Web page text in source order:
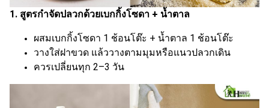
1. สูตรกำจัดปลวกด้วยเบกกิ้งโซดา + น้ำตาล
ผสมเบกกิ้งโซดา 1 ช้อนโต๊ะ + น้ำตาล 1 ช้อนโต๊ะ
วางใส่ฝาขวด แล้ววางตามมุมหรือแนวปลวกเดิน
ควรเปลี่ยนทุก 2–3 วัน